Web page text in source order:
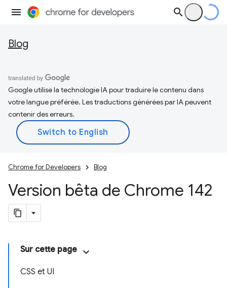
Blog
Google utilise la technologie IA pour traduire le contenu dans
votre langue préférée. Les traductions générées par IA peuvent
contenir des erreurs.
Chrome for Developers Blog
Version bêta de Chrome 142
Sur cette page
CSS et UI